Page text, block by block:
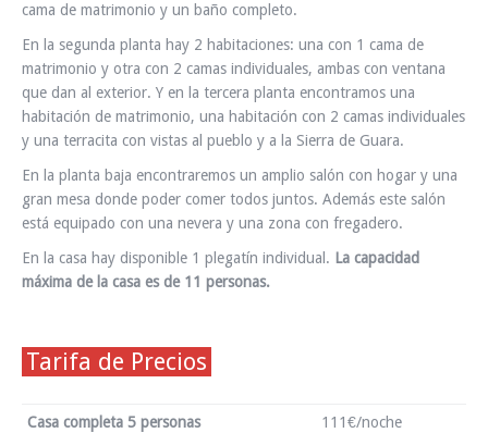
cama de matrimonio y un baño completo.
En la segunda planta hay 2 habitaciones: una con 1 cama de
matrimonio y otra con 2 camas individuales, ambas con ventana
que dan al exterior. Y en la tercera planta encontramos una
habitación de matrimonio, una habitación con 2 camas individuales
y una terracita con vistas al pueblo y a la Sierra de Guara.
En la planta baja encontraremos un amplio salón con hogar y una
gran mesa donde poder comer todos juntos. Además este salón
está equipado con una nevera y una zona con fregadero.
En la casa hay disponible 1 plegatín individual. La capacidad
máxima de la casa es de 11 personas.
Tarifa de Precios
Casa completa 5 personas 111€/noche